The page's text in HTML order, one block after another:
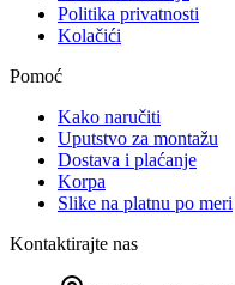
Politika privatnosti
Kolačići
Pomoć
Kako naručiti
Uputstvo za montažu
Dostava i plaćanje
Korpa
Slike na platnu po meri
Kontaktirajte nas